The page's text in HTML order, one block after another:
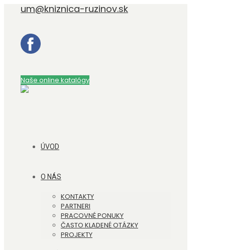
um@kniznica-ruzinov.sk
Naše online katalógy
ÚVOD
O NÁS
KONTAKTY
PARTNERI
PRACOVNÉ PONUKY
ČASTO KLADENÉ OTÁZKY
PROJEKTY